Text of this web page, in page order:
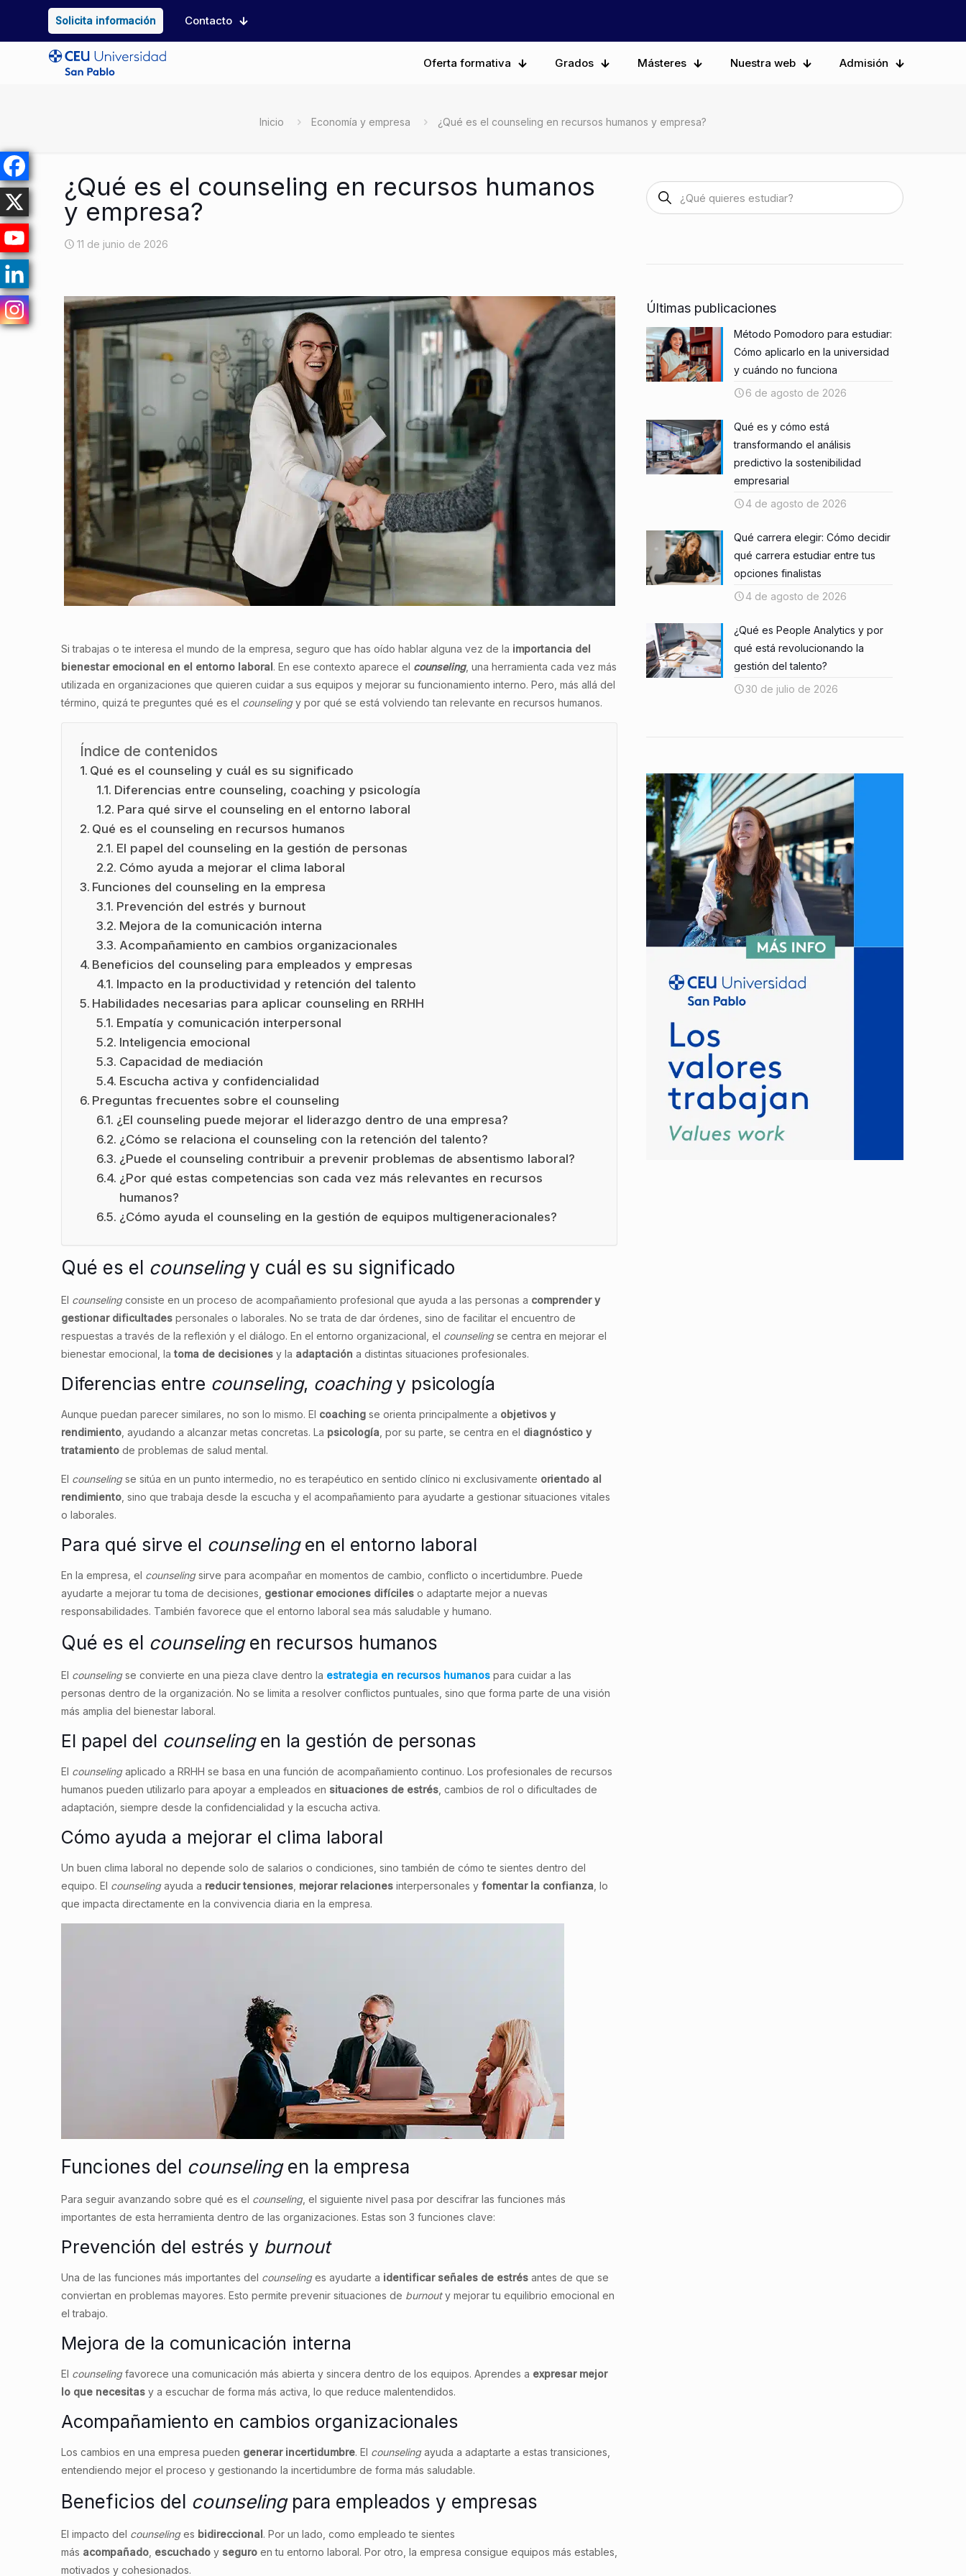
Solicita información Contacto
Oferta formativa Grados Másteres Nuestra web Admisión
Inicio Economía y empresa ¿Qué es el counseling en recursos humanos y empresa?
¿Qué es el counseling en recursos humanos
y empresa?
11 de junio de 2026
Si trabajas o te interesa el mundo de la empresa, seguro que has oído hablar alguna vez de la importancia del
bienestar emocional en el entorno laboral. En ese contexto aparece el counseling, una herramienta cada vez más
utilizada en organizaciones que quieren cuidar a sus equipos y mejorar su funcionamiento interno. Pero, más allá del
término, quizá te preguntes qué es el counselingy por qué se está volviendo tan relevante en recursos humanos.
Índice de contenidos
Qué es el counseling y cuál es su significado
Diferencias entre counseling, coaching y psicología
Para qué sirve el counseling en el entorno laboral
Qué es el counseling en recursos humanos
El papel del counseling en la gestión de personas
Cómo ayuda a mejorar el clima laboral
Funciones del counseling en la empresa
Prevención del estrés y burnout
Mejora de la comunicación interna
Acompañamiento en cambios organizacionales
Beneficios del counseling para empleados y empresas
Impacto en la productividad y retención del talento
Habilidades necesarias para aplicar counseling en RRHH
Empatía y comunicación interpersonal
Inteligencia emocional
Capacidad de mediación
Escucha activa y confidencialidad
Preguntas frecuentes sobre el counseling
¿El counseling puede mejorar el liderazgo dentro de una empresa?
¿Cómo se relaciona el counseling con la retención del talento?
¿Puede el counseling contribuir a prevenir problemas de absentismo laboral?
¿Por qué estas competencias son cada vez más relevantes en recursos
humanos?
¿Cómo ayuda el counseling en la gestión de equipos multigeneracionales?
Qué es el counselingy cuál es su significado
El counselingconsiste en un proceso de acompañamiento profesional que ayuda a las personas a comprender y
gestionar dificultades personales o laborales. No se trata de dar órdenes, sino de facilitar el encuentro de
respuestas a través de la reflexión y el diálogo. En el entorno organizacional, el counselingse centra en mejorar el
bienestar emocional, latoma de decisiones y la adaptación a distintas situaciones profesionales.
Diferencias entre counseling, coachingy psicología
Aunque puedan parecer similares, no son lo mismo. El coaching se orienta principalmente a objetivos y
rendimiento , ayudando a alcanzar metas concretas. La psicología , por su parte, se centra en el diagnóstico y
tratamiento de problemas de salud mental.
El counselingse sitúa en un punto intermedio, no es terapéutico en sentido clínico ni exclusivamente orientado al
rendimiento , sino que trabaja desde la escucha y el acompañamiento para ayudarte a gestionar situaciones vitales
o laborales.
Para qué sirve el counselingen el entorno laboral
En la empresa, el counselingsirve para acompañar en momentos de cambio, conflicto o incertidumbre. Puede
ayudarte a mejorar tu toma de decisiones, gestionar emociones difíciles o adaptarte mejor a nuevas
responsabilidades. También favorece que el entorno laboral sea más saludable y humano.
Qué es el counselingen recursos humanos
El counselingse convierte en una pieza clave dentro la estrategia en recursos humanos para cuidar a las
personas dentro de la organización. No se limita a resolver conflictos puntuales, sino que forma parte de una visión
más amplia del bienestar laboral.
El papel del counselingen la gestión de personas
El counselingaplicado a RRHH se basa en una función de acompañamiento continuo. Los profesionales de recursos
humanos pueden utilizarlo para apoyar a empleados en situaciones de estrés , cambios de rol o dificultades de
adaptación, siempre desde la confidencialidad y la escucha activa.
Cómo ayuda a mejorar el clima laboral
Un buen clima laboral no depende solo de salarios o condiciones, sino también de cómo te sientes dentro del
equipo. El counselingayuda a reducir tensiones mejorar relaciones interpersonales y fomentar la confianza , lo
que impacta directamente en la convivencia diaria en la empresa.
Funciones del counselingen la empresa
Para seguir avanzando sobre qué es el counseling, el siguiente nivel pasa por descifrar las funciones más
importantes de esta herramienta dentro de las organizaciones. Estas son 3 funciones clave:
Prevención del estrés y burnout
Una de las funciones más importantes del counselinges ayudarte a identificar señales de estrés antes de que se
conviertan en problemas mayores. Esto permite prevenir situaciones de burnouty mejorar tu equilibrio emocional en
el trabajo.
Mejora de la comunicación interna
El counselingfavorece una comunicación más abierta y sincera dentro de los equipos. Aprendes a expresar mejor
lo que necesitas y a escuchar de forma más activa, lo que reduce malentendidos.
Acompañamiento en cambios organizacionales
Los cambios en una empresa pueden generar incertidumbre. El counselingayuda a adaptarte a estas transiciones,
entendiendo mejor el proceso y gestionando la incertidumbre de forma más saludable.
Beneficios del counselingpara empleados y empresas
El impacto del counselinges bidireccional. Por un lado, como empleado te sientes
más acompañado escuchado y seguro en tu entorno laboral. Por otro, la empresa consigue equipos más estables,
motivados y cohesionados.
Últimas publicaciones
Método Pomodoro para estudiar:
Cómo aplicarlo en la universidad
y cuándo no funciona
6 de agosto de 2026
Qué es y cómo está
transformando el análisis
predictivo la sostenibilidad
empresarial
4 de agosto de 2026
Qué carrera elegir: Cómo decidir
qué carrera estudiar entre tus
opciones finalistas
4 de agosto de 2026
¿Qué es People Analytics y por
qué está revolucionando la
gestión del talento?
30 de julio de 2026